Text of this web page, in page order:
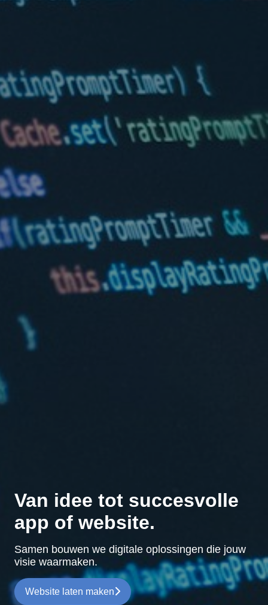
Van idee tot succesvolle
app of website.
Samen bouwen we digitale oplossingen die jouw
visie waarmaken.
Website laten maken